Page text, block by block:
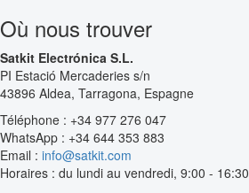
Où nous trouver
Satkit Electrónica S.L.
PI Estació Mercaderies s/n
43896 Aldea, Tarragona, Espagne
Téléphone : +34 977 276 047
WhatsApp : +34 644 353 883
Email : info@satkit.com
Horaires : du lundi au vendredi, 9:00 - 16:30